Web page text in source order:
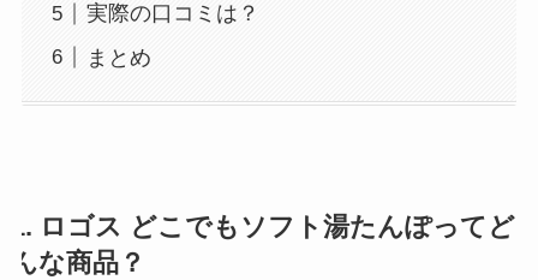
実際の口コミは？
まとめ
1. ロゴス どこでもソフト湯たんぽってど
んな商品？